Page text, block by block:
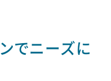
でニーズに